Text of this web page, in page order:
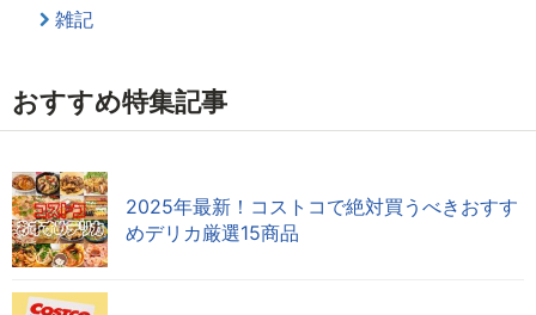
雑記
おすすめ特集記事
2025年最新！コストコで絶対買うべきおすす
めデリカ厳選15商品